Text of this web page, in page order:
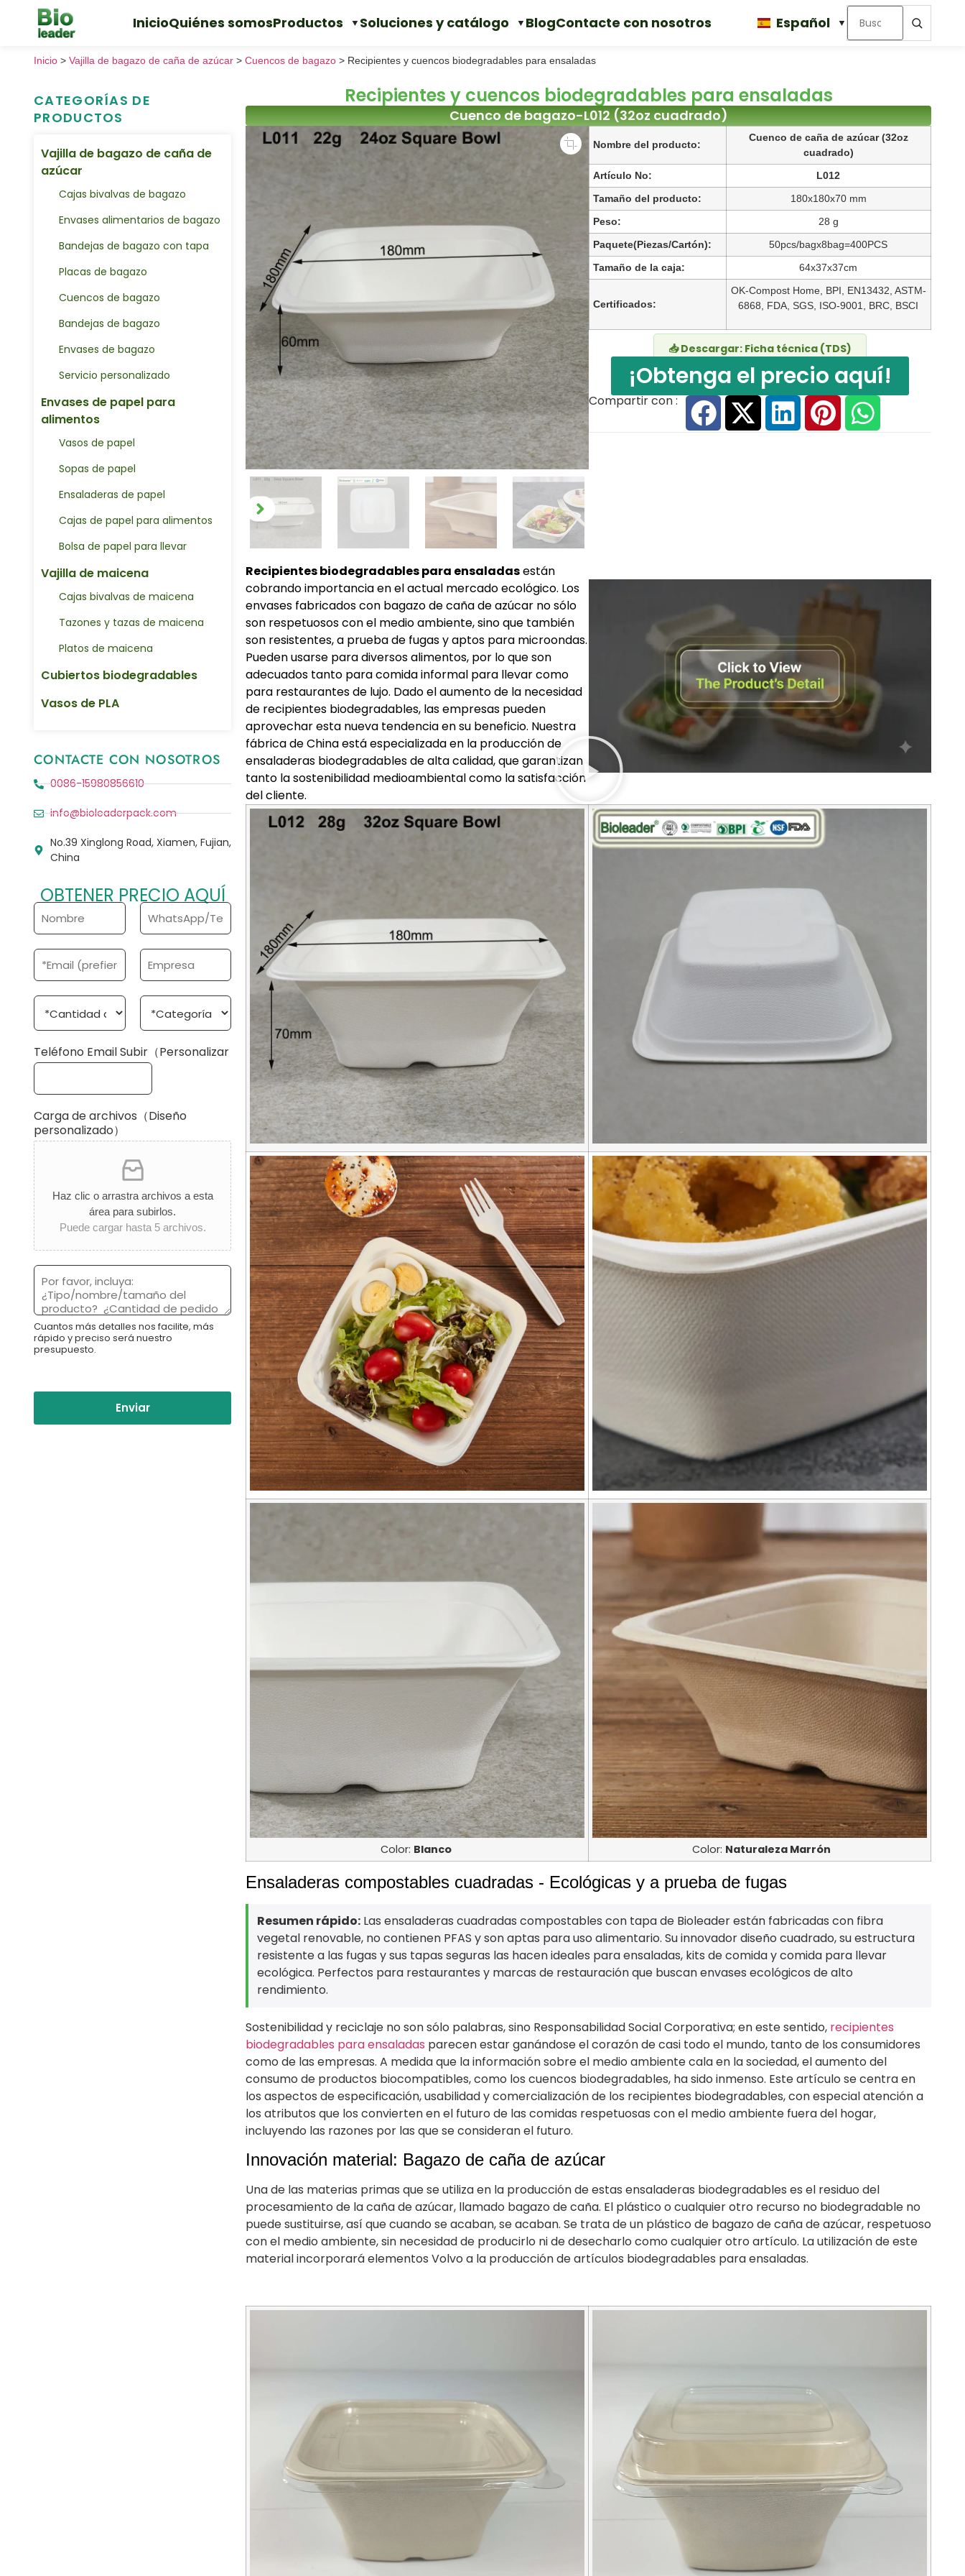
InicioQuiénes somosProductos Soluciones y catálogo BlogContacte con nosotros Español
Inicio > Vajilla de bagazo de caña de azúcar > Cuencos de bagazo > Recipientes y cuencos biodegradables para ensaladas
CATEGORÍAS DE
PRODUCTOS
Vajilla de bagazo de caña de
azúcar
Cajas bivalvas de bagazo
Envases alimentarios de bagazo
Bandejas de bagazo con tapa
Placas de bagazo
Cuencos de bagazo
Bandejas de bagazo
Envases de bagazo
Servicio personalizado
Envases de papel para
alimentos
Vasos de papel
Sopas de papel
Ensaladeras de papel
Cajas de papel para alimentos
Bolsa de papel para llevar
Vajilla de maicena
Cajas bivalvas de maicena
Tazones y tazas de maicena
Platos de maicena
Cubiertos biodegradables
Vasos de PLA
CONTACTE CON NOSOTROS
0086-15980856610
info@bioleaderpack.com
No.39 Xinglong Road, Xiamen, Fujian,
China
OBTENER PRECIO AQUÍ
N
m
b
e
*
T
l
é
o
n
C
r
r
o
e
t
r
ó
n
i
c
o
*
E
m
p
r
s
C
n
t
a
d
e
l
p
e
d
i
d
o
*
C
t
e
g
a
e
p
r
d
u
c
t
:
*
Teléfono Email Subir（Personalizar
Carga de archivos（Diseño
personalizado）
Haz clic o arrastra archivos a esta
área para subirlos.
Puede cargar hasta 5 archivos.
M
s
a
j
e
Cuantos más detalles nos facilite, más
rápido y preciso será nuestro
presupuesto.
Enviar
Recipientes y cuencos biodegradables para ensaladas
Cuenco de bagazo-L012 (32oz cuadrado)
Nombre del producto:
Cuenco de caña de azúcar (32oz
cuadrado)
Artículo No:
L012
Tamaño del producto:
180x180x70 mm
Peso:
28 g
Paquete(Piezas/Cartón):
50pcs/bagx8bag=400PCS
Tamaño de la caja:
64x37x37cm
Certificados:
OK-Compost Home, BPI, EN13432, ASTM-
6868, FDA, SGS, ISO-9001, BRC, BSCI
📥 Descargar: Ficha técnica (TDS)
¡Obtenga el precio aquí!
Compartir con :
Recipientes biodegradables para ensaladasestán
cobrando importancia en el actual mercado ecológico. Los
envases fabricados con bagazo de caña de azúcar no sólo
son respetuosos con el medio ambiente, sino que también
son resistentes, a prueba de fugas y aptos para microondas.
Pueden usarse para diversos alimentos, por lo que son
adecuados tanto para comida informal para llevar como
para restaurantes de lujo. Dado el aumento de la necesidad
de recipientes biodegradables, las empresas pueden
aprovechar esta nueva tendencia en su beneficio. Nuestra
fábrica de China está especializada en la producción de
ensaladeras biodegradables de alta calidad, que garantizan
tanto la sostenibilidad medioambiental como la satisfacción
del cliente.
Color: Blanco Color: Naturaleza Marrón
Ensaladeras compostables cuadradas - Ecológicas y a prueba de fugas
Resumen rápido: Las ensaladeras cuadradas compostables con tapa de Bioleader están fabricadas con fibra
vegetal renovable, no contienen PFAS y son aptas para uso alimentario. Su innovador diseño cuadrado, su estructura
resistente a las fugas y sus tapas seguras las hacen ideales para ensaladas, kits de comida y comida para llevar
ecológica. Perfectos para restaurantes y marcas de restauración que buscan envases ecológicos de alto
rendimiento.
Sostenibilidad y reciclaje no son sólo palabras, sino Responsabilidad Social Corporativa; en este sentido, recipientes
biodegradables para ensaladas parecen estar ganándose el corazón de casi todo el mundo, tanto de los consumidores
como de las empresas. A medida que la información sobre el medio ambiente cala en la sociedad, el aumento del
consumo de productos biocompatibles, como los cuencos biodegradables, ha sido inmenso. Este artículo se centra en
los aspectos de especificación, usabilidad y comercialización de los recipientes biodegradables, con especial atención a
los atributos que los convierten en el futuro de las comidas respetuosas con el medio ambiente fuera del hogar,
incluyendo las razones por las que se consideran el futuro.
Innovación material: Bagazo de caña de azúcar
Una de las materias primas que se utiliza en la producción de estas ensaladeras biodegradables es el residuo del
procesamiento de la caña de azúcar, llamado bagazo de caña. El plástico o cualquier otro recurso no biodegradable no
puede sustituirse, así que cuando se acaban, se acaban. Se trata de un plástico de bagazo de caña de azúcar, respetuoso
con el medio ambiente, sin necesidad de producirlo ni de desecharlo como cualquier otro artículo. La utilización de este
material incorporará elementos Volvo a la producción de artículos biodegradables para ensaladas.